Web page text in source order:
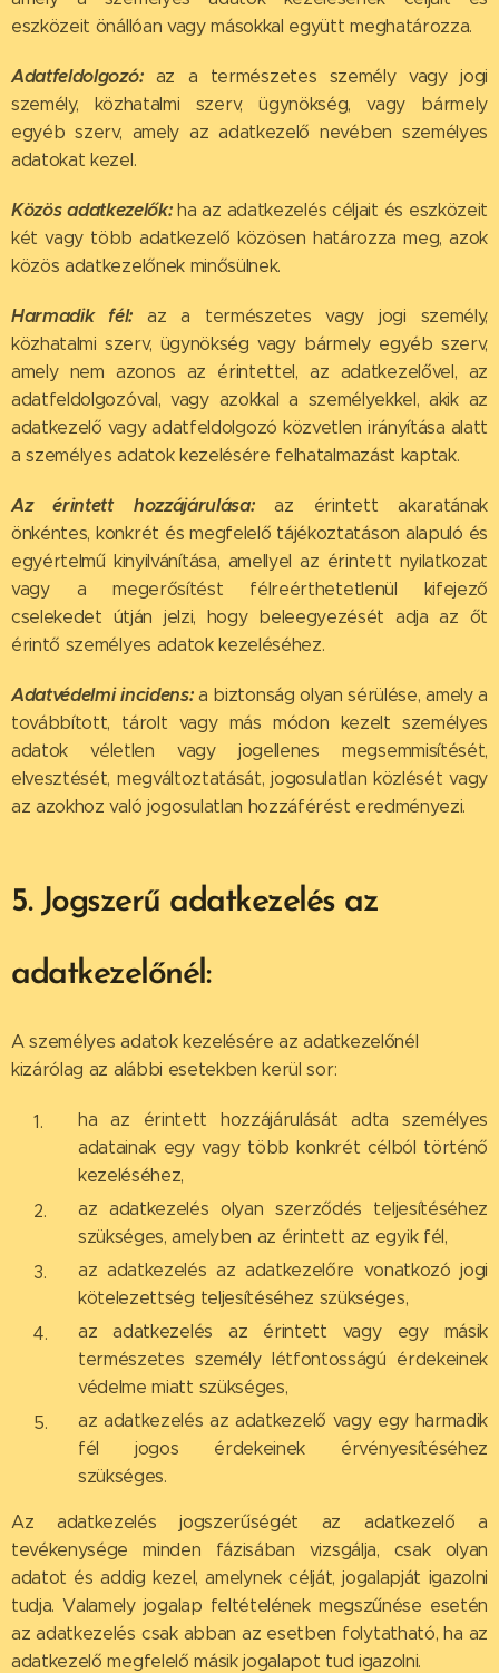
eszközeit önállóan vagy másokkal együtt meghatározza.
Adatfeldolgozó:az a természetes személy vagy jogi
személy, közhatalmi szerv, ügynökség, vagy bármely
egyéb szerv, amely az adatkezelő nevében személyes
adatokat kezel.
Közös adatkezelők:ha az adatkezelés céljait és eszközeit
két vagy több adatkezelő közösen határozza meg, azok
közös adatkezelőnek minősülnek.
Harmadik fél: az a természetes vagy jogi személy,
közhatalmi szerv, ügynökség vagy bármely egyéb szerv,
amely nem azonos az érintettel, az adatkezelővel, az
adatfeldolgozóval, vagy azokkal a személyekkel, akik az
adatkezelő vagy adatfeldolgozó közvetlen irányítása alatt
a személyes adatok kezelésére felhatalmazást kaptak.
Az érintett hozzájárulása:az érintett akaratának
önkéntes, konkrét és megfelelő tájékoztatáson alapuló és
egyértelmű kinyilvánítása, amellyel az érintett nyilatkozat
vagy a megerősítést félreérthetetlenül kifejező
cselekedet útján jelzi, hogy beleegyezését adja az őt
érintő személyes adatok kezeléséhez.
Adatvédelmi incidens:a biztonság olyan sérülése, amely a
továbbított, tárolt vagy más módon kezelt személyes
adatok véletlen vagy jogellenes megsemmisítését,
elvesztését, megváltoztatását, jogosulatlan közlését vagy
az azokhoz való jogosulatlan hozzáférést eredményezi.
5. Jogszerű adatkezelés az
adatkezelőnél:
A személyes adatok kezelésére az adatkezelőnél
kizárólag az alábbi esetekben kerül sor:
ha az érintett hozzájárulását adta személyes
adatainak egy vagy több konkrét célból történő
kezeléséhez,
az adatkezelés olyan szerződés teljesítéséhez
szükséges, amelyben az érintett az egyik fél,
az adatkezelés az adatkezelőre vonatkozó jogi
kötelezettség teljesítéséhez szükséges,
az adatkezelés az érintett vagy egy másik
természetes személy létfontosságú érdekeinek
védelme miatt szükséges,
az adatkezelés az adatkezelő vagy egy harmadik
fél jogos érdekeinek érvényesítéséhez
szükséges.
Az adatkezelés jogszerűségét az adatkezelő a
tevékenysége minden fázisában vizsgálja, csak olyan
adatot és addig kezel, amelynek célját, jogalapját igazolni
tudja. Valamely jogalap feltételének megszűnése esetén
az adatkezelés csak abban az esetben folytatható, ha az
adatkezelő megfelelő másik jogalapot tud igazolni.